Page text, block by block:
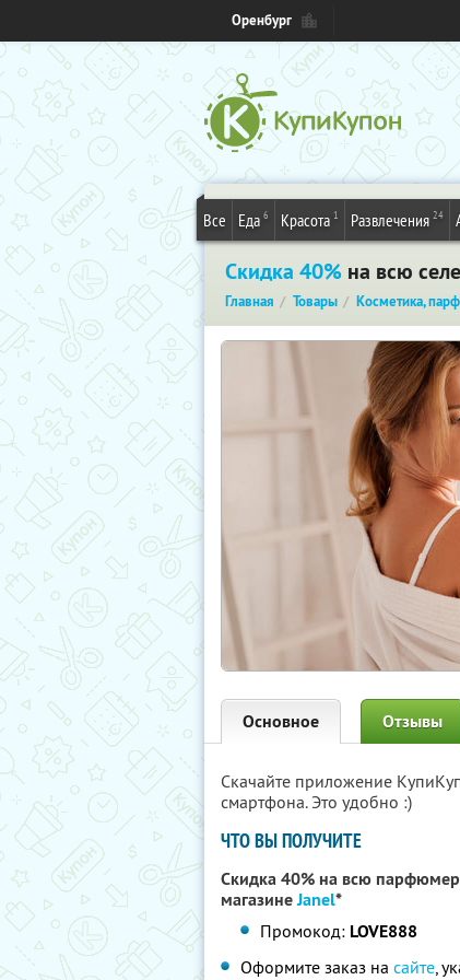
Оренбург
Все Еда 6 Красота 1 Развлечения 24
Скидка 40% на всю
Главная Товары Косметика,
Основное Отзывы
Скачайте приложение
смартфона. Это удобно :)
ЧТО ВЫ ПОЛУЧИТЕ
Скидка 40% на всю
магазинеJanel*
Промокод: LOVE888
Оформите заказ на сайте,